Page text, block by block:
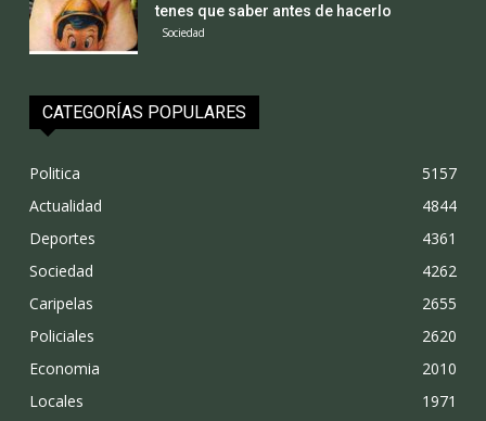
tenes que saber antes de hacerlo
Sociedad
CATEGORÍAS POPULARES
Politica
5157
Actualidad
4844
Deportes
4361
Sociedad
4262
Caripelas
2655
Policiales
2620
Economia
2010
Locales
1971